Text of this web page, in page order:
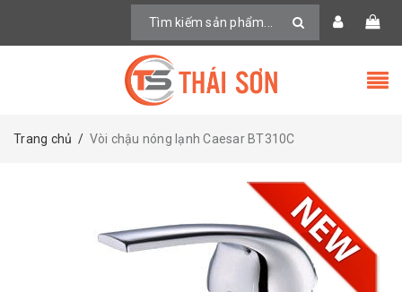
Trang chủ / Vòi chậu nóng lạnh Caesar BT310C